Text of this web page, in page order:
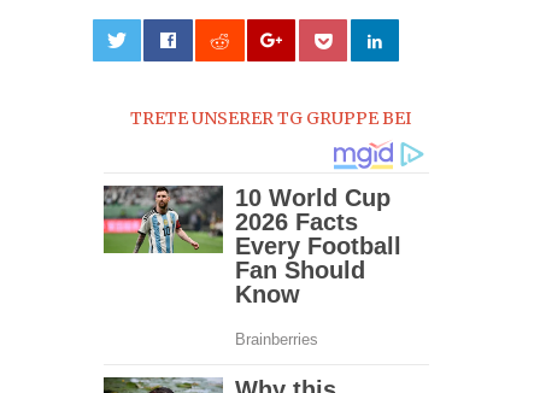
TRETE UNSERER TG GRUPPE BEI